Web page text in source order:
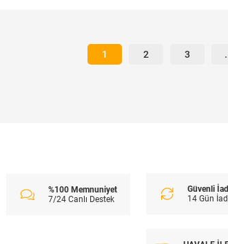
1 2 3
%100 Memnuniyet
7/24 Canlı Destek
Güvenli
14 Gün